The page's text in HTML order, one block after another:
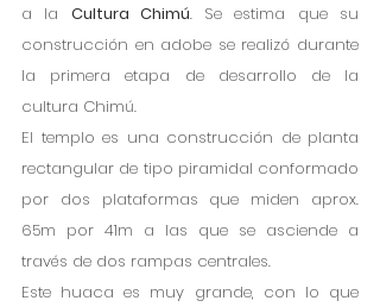
a la Cultura Chimú. Se estima que su
construcción en adobe se realizó durante
la primera etapa de desarrollo de la
cultura Chimú.
El templo es una construcción de planta
rectangular de tipo piramidal conformado
por dos plataformas que miden aprox.
65m por 41m a las que se asciende a
través de dos rampas centrales.
Este huaca es muy grande, con lo que